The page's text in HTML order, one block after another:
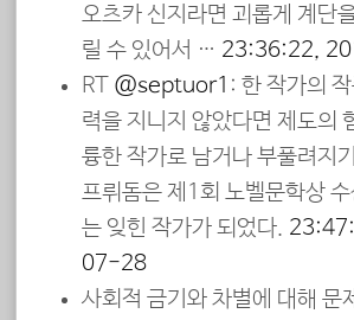
오츠카 신지라면 괴롭게 계단
릴 수 있어서 … 23:36:22,
RT @septuor1 : 한 작가의
력을 지니지 않았다면 제도의
륭한 작가로 남거나 부풀려지
프뤼돔은 제1회 노벨문학상 수
는 잊힌 작가가 되었다.
07-28
사회적 금기와 차별에 대해 문